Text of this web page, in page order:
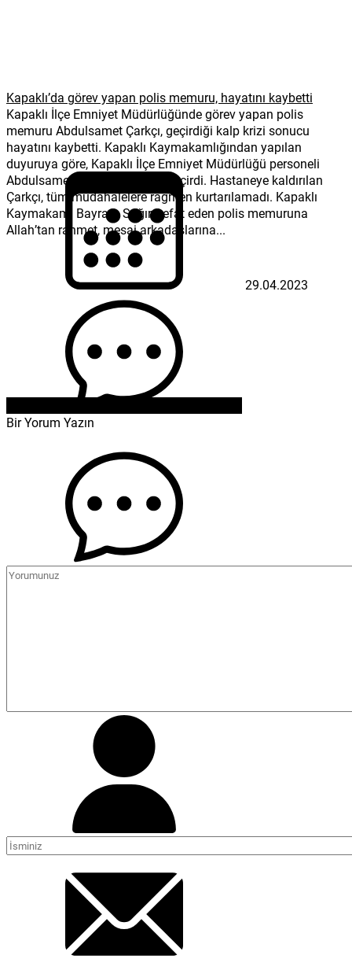
Kapaklı’da görev yapan polis memuru, hayatını kaybetti
Kapaklı İlçe Emniyet Müdürlüğünde görev yapan polis
memuru Abdulsamet Çarkçı, geçirdiği kalp krizi sonucu
hayatını kaybetti. Kapaklı Kaymakamlığından yapılan
duyuruya göre, Kapaklı İlçe Emniyet Müdürlüğü personeli
Abdulsamet Çarkçı kalp krizi geçirdi. Hastaneye kaldırılan
Çarkçı, tüm müdahalelere rağmen kurtarılamadı. Kapaklı
Kaymakamı Bayram Sağır, vefat eden polis memuruna
Allah’tan rahmet, mesai arkadaşlarına...
29.04.2023
Bir Yorum Yazın